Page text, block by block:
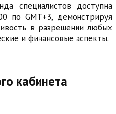
специалистов доступна
по GMT+3, демонстрируя
в разрешении любых
и финансовые аспекты.
кабинета